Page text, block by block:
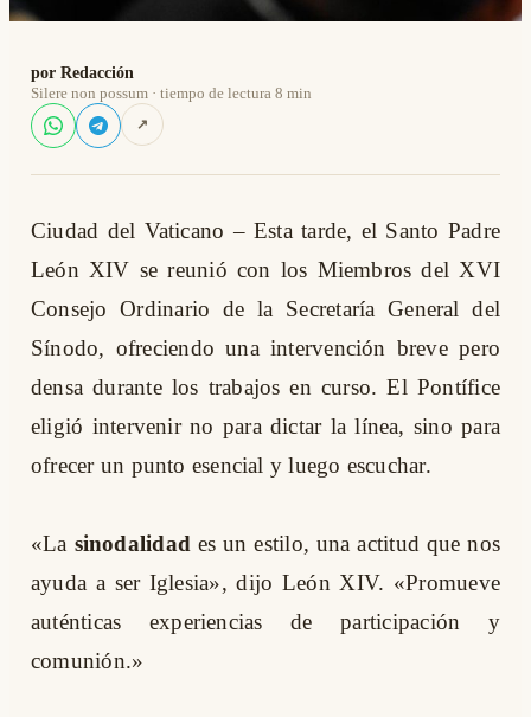
por Redacción
Silere non possum · tiempo de lectura 8 min
↗
Ciudad del Vaticano – Esta tarde, el Santo Padre
León XIV se reunió con los Miembros del XVI
Consejo Ordinario de la Secretaría General del
Sínodo, ofreciendo una intervención breve pero
densa durante los trabajos en curso. El Pontífice
eligió intervenir no para dictar la línea, sino para
ofrecer un punto esencial y luego escuchar.
«La sinodalidad es un estilo, una actitud que nos
ayuda a ser Iglesia», dijo León XIV. «Promueve
auténticas experiencias de participación y
comunión.»